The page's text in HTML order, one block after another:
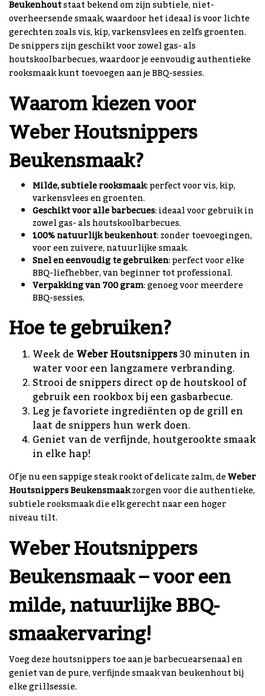
Beukenhoutstaat bekend om zijn subtiele, niet-
overheersende smaak, waardoor het ideaal is voor lichte
gerechten zoals vis, kip, varkensvlees en zelfs groenten.
De snippers zijn geschikt voor zowel gas- als
houtskoolbarbecues, waardoor je eenvoudig authentieke
rooksmaak kunt toevoegen aan je BBQ-sessies.
Waarom kiezen voor
Weber Houtsnippers
Beukensmaak?
Milde, subtiele rooksmaak: perfect voor vis, kip,
varkensvlees en groenten.
Geschikt voor alle barbecues: ideaal voor gebruik in
zowel gas- als houtskoolbarbecues.
100% natuurlijk beukenhout: zonder toevoegingen,
voor een zuivere, natuurlijke smaak.
Snel en eenvoudig te gebruiken: perfect voor elke
BBQ-liefhebber, van beginner tot professional.
Verpakking van 700 gram: genoeg voor meerdere
BBQ-sessies.
Hoe te gebruiken?
Week deWeber Houtsnippers30 minuten in
water voor een langzamere verbranding.
Strooi de snippers direct op de houtskool of
gebruik een rookbox bij een gasbarbecue.
Leg je favoriete ingrediënten op de grill en
laat de snippers hun werk doen.
Geniet van de verfijnde, houtgerookte smaak
in elke hap!
Of je nu een sappige steak rookt of delicate zalm, deWeber
Houtsnippers Beukensmaakzorgen voor die authentieke,
subtiele rooksmaak die elk gerecht naar een hoger
niveau tilt.
Weber Houtsnippers
Beukensmaak – voor een
milde, natuurlijke BBQ-
smaakervaring!
Voeg deze houtsnippers toe aan je barbecuearsenaal en
geniet van de pure, verfijnde smaak van beukenhout bij
elke grillsessie.